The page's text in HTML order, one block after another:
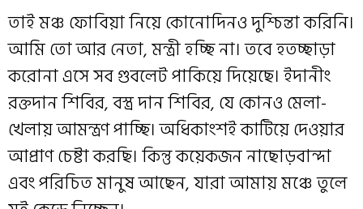
তাই মঞ্চ ফোবিয়া নিয়ে কোনোদিনও দুশ্চিন্তা করিনি।
আমি তো আর নেতা, মন্ত্রী হচ্ছি না। তবে হতচ্ছাড়া
করোনা এসে সব গুবলেট পাকিয়ে দিয়েছে। ইদানীং
রক্তদান শিবির, বস্ত্র দান শিবির, যে কোনও মেলা-
খেলায় আমন্ত্রণ পাচ্ছি। অধিকাংশই কাটিয়ে দেওয়ার
আপ্রাণ চেষ্টা করছি। কিন্তু কয়েকজন নাছোড়বান্দা
এবং পরিচিত মানুষ আছেন, যারা আমায় মঞ্চে তুলে